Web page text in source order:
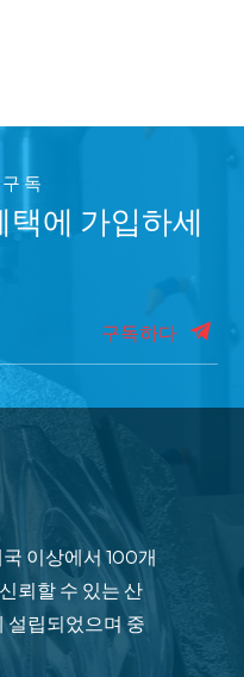
독
택에 가입하세
구독하다
이상에서 100개
뢰할 수 있는 산
설립되었으며 중